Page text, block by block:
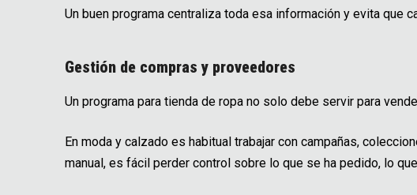
Un buen programa centraliza toda esa información y evita que
Gestión de compras y proveedores
Un programa para tienda de ropa no solo debe servir para
En moda y calzado es habitual trabajar con campañas,
manual, es fácil perder control sobre lo que se ha pedido, lo